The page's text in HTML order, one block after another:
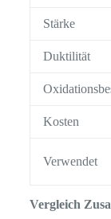
Stärke
Duktilität
Kosten
Verwendet
Vergleich